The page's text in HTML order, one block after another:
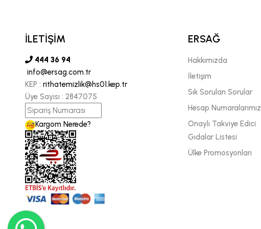
İLETİŞİM
444 36 94
info@ersag.com.tr
KEP : rithatemizlik@hs01.kep.tr
Üye Sayısı : 2847075
Kargom Nerede?
ERSAĞ
Hakkımızda
İletişim
Sık Sorulan Sorular
Hesap Numaralarımız
Onaylı Takviye Edici
Gıdalar Listesi
Ülke Promosyonları